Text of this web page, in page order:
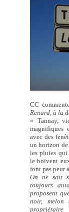
CC
Renard, à la
« Tannay,
magnifiques
avec des
un horizon de
les pluies
le boivent
font pas peur
On ne sait
toujours
proposent
noir, melon
propriétaire